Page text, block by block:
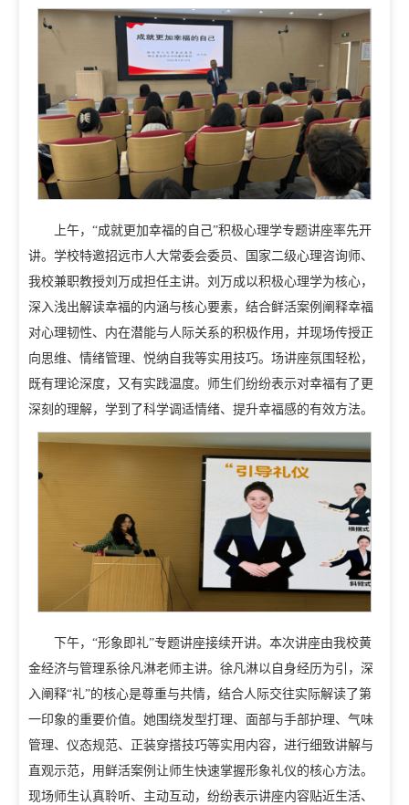
首页
学校简介 现任领导 校徽校训校风
办学定位
校庆日
学院规划
党建工作
招生信息网 就业信息网
组织机构
教学机构 教辅机构 党政机构
教学动态
教学建设
教学运行
学籍管理
校企合作
信息公开
上午，“成就更加幸福的自己”积极心理学专题讲座率先开
讲。学校特邀招远市人大常委会委员、国家二级心理咨询师、
我校兼职教授刘万成担任主讲。刘万成以积极心理学为核心，
深入浅出解读幸福的内涵与核心要素，结合鲜活案例阐释幸福
对心理韧性、内在潜能与人际关系的积极作用，并现场传授正
向思维、情绪管理、悦纳自我等实用技巧。场讲座氛围轻松，
既有理论深度，又有实践温度。师生们纷纷表示对幸福有了更
深刻的理解，学到了科学调适情绪、提升幸福感的有效方法。
下午，“形象即礼”专题讲座接续开讲。本次讲座由我校黄
金经济与管理系徐凡淋老师主讲。徐凡淋以自身经历为引，深
入阐释“礼”的核心是尊重与共情，结合人际交往实际解读了第
一印象的重要价值。她围绕发型打理、面部与手部护理、气味
管理、仪态规范、正装穿搭技巧等实用内容，进行细致讲解与
直观示范，用鲜活案例让师生快速掌握形象礼仪的核心方法。
现场师生认真聆听、主动互动，纷纷表示讲座内容贴近生活、